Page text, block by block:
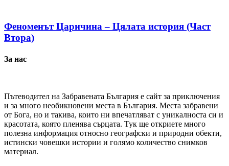
Феноменът Царичина – Цялата история (Част
Втора)
За нас
Пътеводител на Забравената България е сайт за приключения
и за много необикновени места в България. Места забравени
от Бога, но и такива, които ни впечатляват с уникалноста си и
красотата, която пленява сърцата. Тук ще откриете много
полезна информация относно географски и природни обекти,
истински човешки истории и голямо количество снимков
материал.